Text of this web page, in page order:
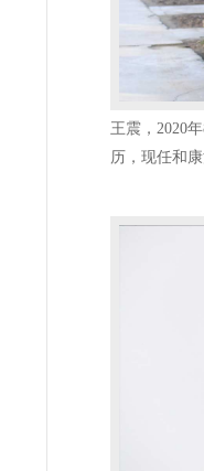
王震，2020
历，现任和